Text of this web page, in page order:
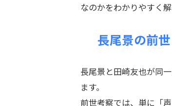
なのかをわかりやすく解
長尾景の前
長尾景と田崎友也が同
ます。
前世考察では、単に「